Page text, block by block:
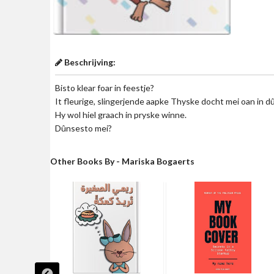
Beschrijving:
Bisto klear foar in feestje?
It fleurige, slingerjende aapke Thyske docht mei oan in
Hy wol hiel graach in pryske winne.
Dûnsesto mei?
Other Books By - Mariska Bogaerts